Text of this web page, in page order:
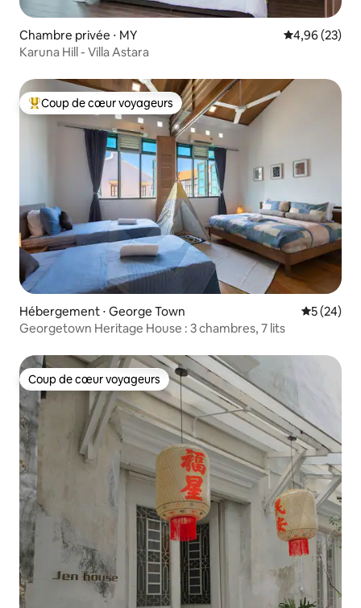
Chambre privée ⋅ MY Évaluation
4,96 (23)
Karuna Hill - Villa Astara
Coups de cœur voyageurs les plus appréciés
Coup de cœur voyageurs
Hébergement ⋅ George Town
5 (24)
Georgetown Heritage House : 3 chambres, 7 lits
Coup de cœur voyageurs
Coup de cœur voyageurs